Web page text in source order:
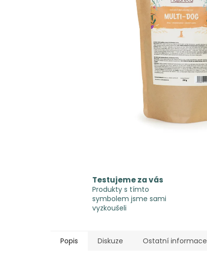
Testujeme za vás
Produkty s tímto
symbolem jsme sami
vyzkoušeli
Popis Diskuze Ostatní informace